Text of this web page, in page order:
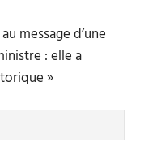
message d’une
: elle a
»